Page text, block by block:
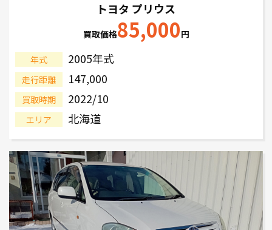
トヨタ プリウス
買取価格85,000円
年式 2005年式
走行距離 147,000
買取時期 2022/10
エリア 北海道